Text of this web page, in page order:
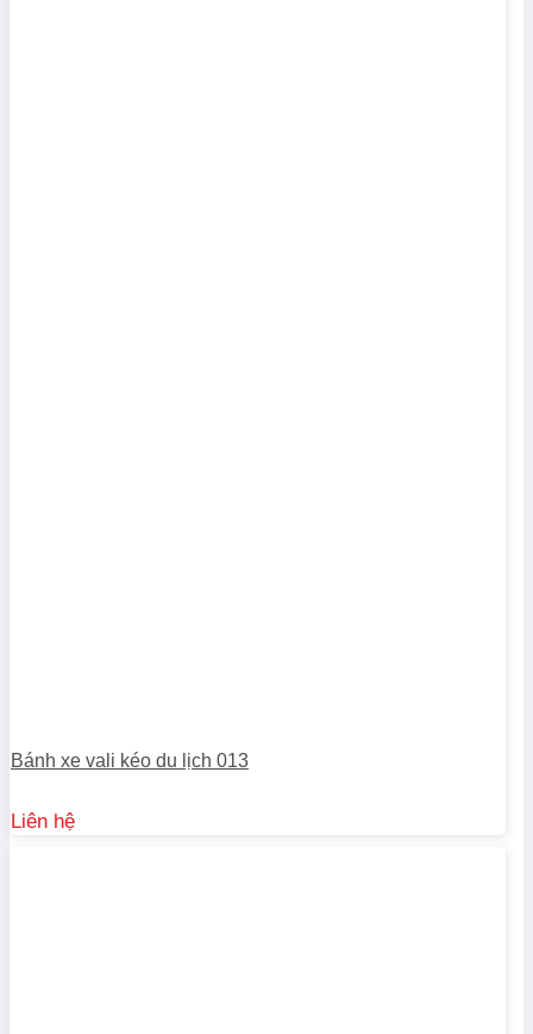
Bánh xe vali kéo du lịch 013
Liên hệ